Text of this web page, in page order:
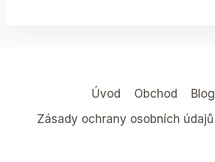
Úvod Obchod
Blog
Zásady ochrany osobních údajů